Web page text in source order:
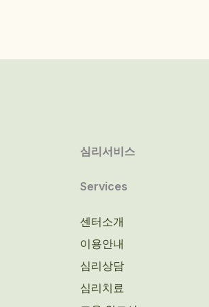
심리서비스
Services
센터소개
이용안내
심리상담
심리치료